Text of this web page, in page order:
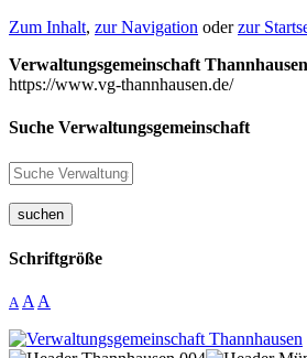
Zum Inhalt, zur Navigation oderzur
Verwaltungsgemeinschaft Thannhausen
https://www.vg-thannhausen.de/
Suche Verwaltungsgemeinschaft
suchen
Schriftgröße
A A A